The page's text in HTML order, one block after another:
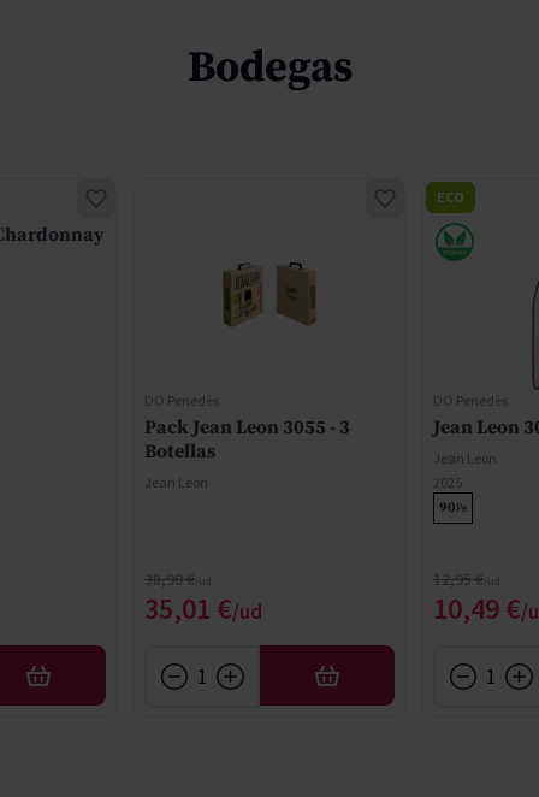
Bodegas
AÑADIR
DO Penedès
Pack Jean Leon 3055 - 3
Botellas
Jean Leon
Precio especial
35,01 €
Precio normal
38,90 €
AÑADIR
DO Penedès
Jean Leon
Jean Leon
2025
90Pe
Precio
10,49 €
Precio normal
12,95 €
ECO